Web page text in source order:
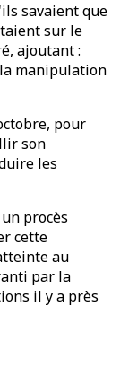
savaient que
sur le
ajoutant :
manipulation
pour
son
les
procès
cette
au
par la
il y a près